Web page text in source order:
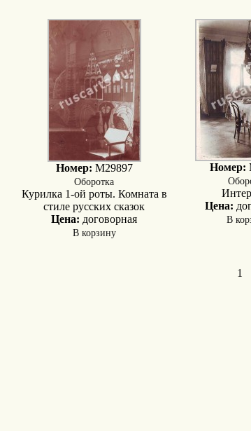
Номер: M29897
Оборотка
Курилка 1-ой роты. Комната в
стиле русских сказок
Цена: договорная
В корзину
Номер:
Цена:
В
1